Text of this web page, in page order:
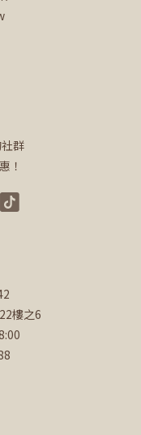
群
！
樓之6